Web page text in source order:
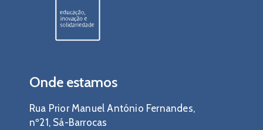
Onde estamos
Rua Prior Manuel António Fernandes,
nº21, Sá-Barrocas